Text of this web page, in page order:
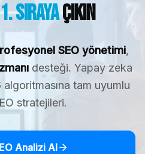
1. SırayaÇıkın
SEO yönetimi,
desteği. Yapay zeka
tam uyumlu
stratejileri.
Analizi Al